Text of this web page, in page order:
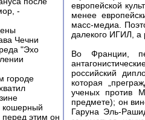
-
Чечни
"Эхо
городе
кошерный
перед этим он
европейской
менее
масс-медиа.
далекого ИГИЛ, а
Во Франции,
российский
которая
ученых против
предмете); он
Гаруна Эль-